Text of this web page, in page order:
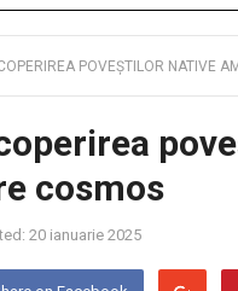
POVEȘTILOR NATIVE
cosmos
20 ianuarie 2025